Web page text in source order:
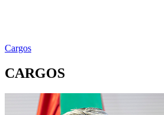
Cargos
CARGOS